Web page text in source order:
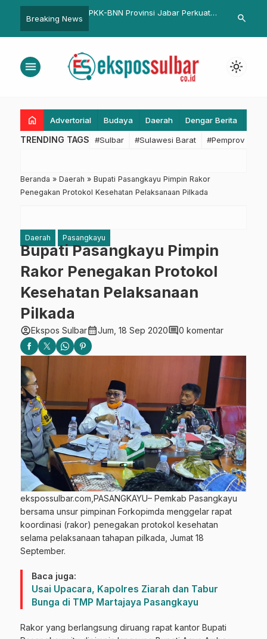
Breaking News
Narkoba
Perkuat Sinergitas, Dorong
Rencana
Tekankan
search
menu light_mode
home Advertorial Budaya Daerah Dengar Berita
TRENDING TAGS #Sulbar #Sulawesi Barat #Pemprov
Beranda » Daerah » Bupati Pasangkayu Pimpin Rakor
Penegakan Protokol Kesehatan Pelaksanaan Pilkada
Daerah Pasangkayu
Bupati Pasangkayu Pimpin
Rakor Penegakan Protokol
Kesehatan Pelaksanaan
Pilkada
account_circleEkspos Sulbarcalendar_monthJum, 18 Sep 2020comment0 komentar
ekspossulbar.com,PASANGKAYU– Pemkab Pasangkayu
bersama unsur pimpinan Forkopimda menggelar rapat
koordinasi (rakor) penegakan protokol kesehatan
selama pelaksanaan tahapan pilkada, Jumat 18
September.
Baca juga:
Usai Upacara, Kapolres Ziarah dan Tabur
Bunga di TMP Martajaya Pasangkayu
Rakor yang berlangsung diruang rapat kantor Bupati